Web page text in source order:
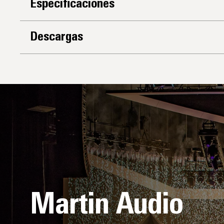
Especificaciones
Descargas
Martin Audio